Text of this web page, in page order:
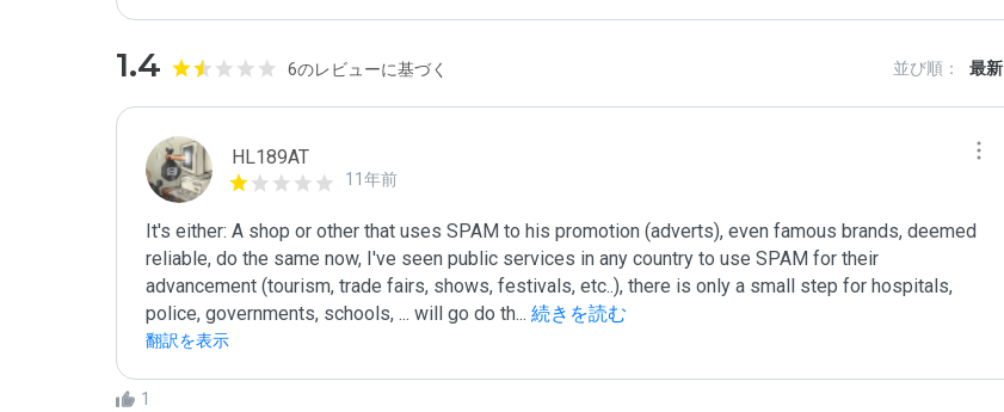
1.4 6のレビューに基づく 並び順： 最新
HL189AT
11年前
It's either: A shop or other that uses SPAM to his promotion (adverts), even famous brands, deemed
reliable, do the same now, I've seen public services in any country to use SPAM for their
advancement (tourism, trade fairs, shows, festivals, etc..), there is only a small step for hospitals,
police, governments, schools, ... will go do th... 続きを読む
翻訳を表示
1